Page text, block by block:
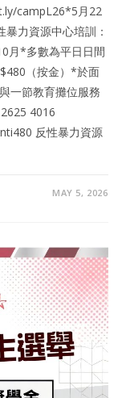
campL26*5月22
力資源中心培訓：
月*多數為平日日間
（按金）*於面
一節教育攤位服務
4016
反性暴力資源
MAY 5, 2026